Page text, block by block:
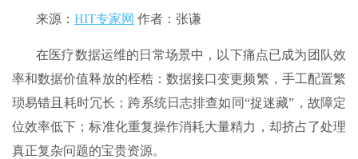
来源： HIT专家网 作者：张谦
在医疗数据运维的日常场景中，以下痛点已成为团队效
率和数据价值释放的桎梏：数据接口变更频繁，手工配置繁
琐易错且耗时冗长；跨系统日志排查如同“捉迷藏”，故障定
位效率低下；标准化重复操作消耗大量精力，却挤占了处理
真正复杂问题的宝贵资源。